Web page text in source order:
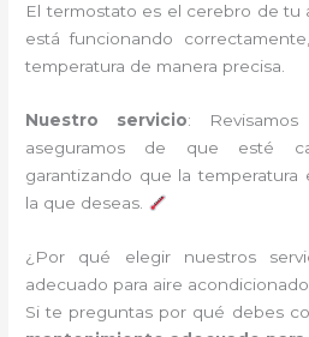
El termostato es el cerebro de tu
está funcionando
temperatura de manera precisa.
Nuestro servicio:
aseguramos de que esté
garantizando que la
la que deseas.
¿Por qué elegir nuestros
adecuado para aire
Si te preguntas por qué debes